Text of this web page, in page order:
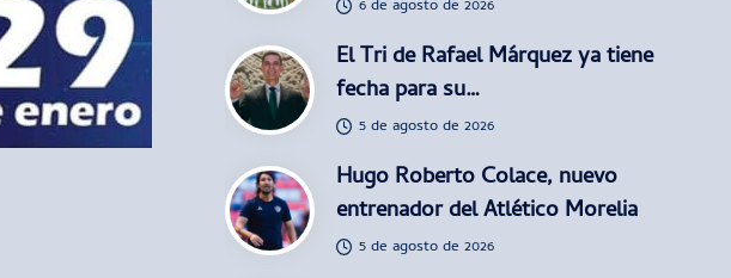
6 de agosto de 2026
El Tri de Rafael Márquez ya tiene
fecha para su…
5 de agosto de 2026
Hugo Roberto Colace, nuevo
entrenador del Atlético Morelia
5 de agosto de 2026